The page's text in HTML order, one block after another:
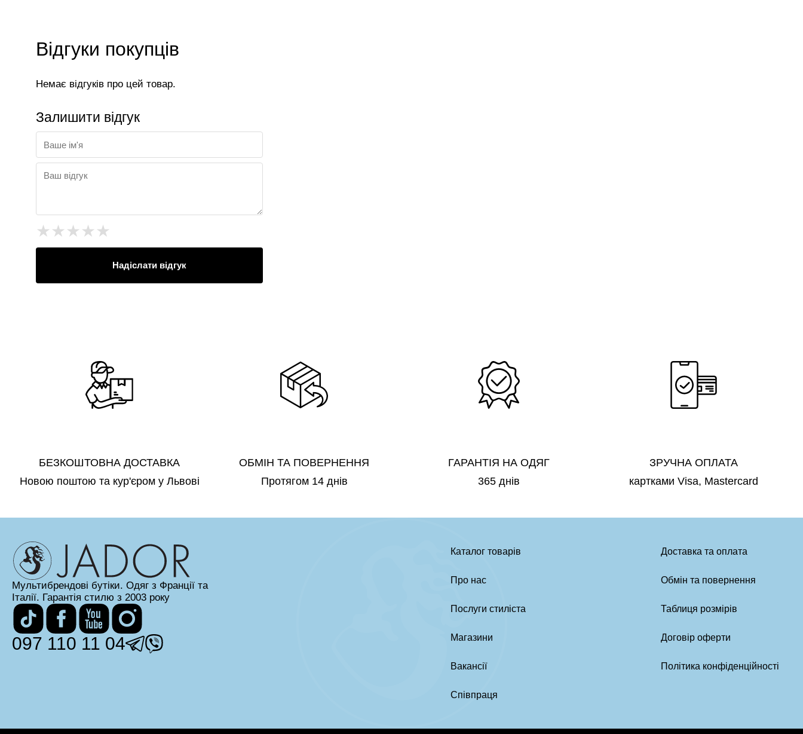
Відгуки покупців
Немає відгуків про цей товар.
Залишити відгук
★★★★★
Надіслати відгук
БЕЗКОШТОВНА ДОСТАВКА
Новою поштою та кур'єром у Львові
ОБМІН ТА ПОВЕРНЕННЯ
Протягом 14 днів
ГАРАНТІЯ НА ОДЯГ
365 днів
ЗРУЧНА ОПЛАТА
картками Visa, Mastercard
Мультибрендові бутіки. Одяг з Франції та
Італії. Гарантія стилю з 2003 року
097 110 11 04
Каталог товарів
Про нас
Послуги стиліста
Магазини
Вакансії
Співпраця
Доставка та оплата
Обмін та повернення
Таблиця розмірів
Договір оферти
Політика конфіденційності